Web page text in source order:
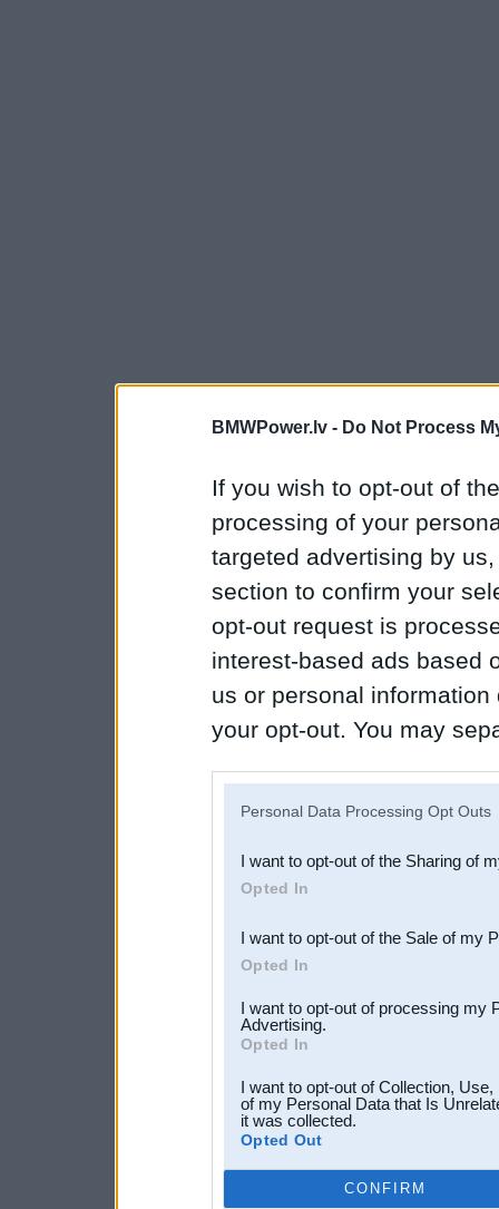
BMWPower.lv - Do Not Process
If you wish to opt-out of
processing of your
targeted advertising by
section to confirm your
opt-out request is
interest-based ads based
us or personal
your opt-out. You may
Downstream Participants
third parties.
Personal Data Processing Opt Outs
I want to opt-out of the Sharing of
Opted In
I want to opt-out of the Sale of my
Opted In
I want to opt-out of processing my
Advertising.
Opted In
I want to opt-out of Collection,
of my Personal Data that Is
it was collected.
Opted Out
CONFIRM